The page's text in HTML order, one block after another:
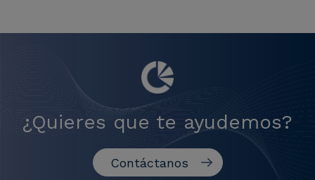
¿Quieres que te ayudemos?
Contáctanos